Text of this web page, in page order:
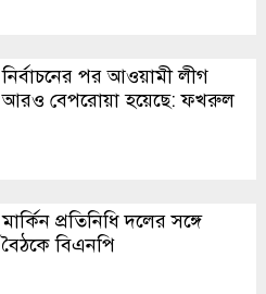
নির্বাচনের পর আওয়ামী লীগ
আরও বেপরোয়া হয়েছে: ফখরুল
মার্কিন প্রতিনিধি দলের সঙ্গে
বৈঠকে বিএনপি